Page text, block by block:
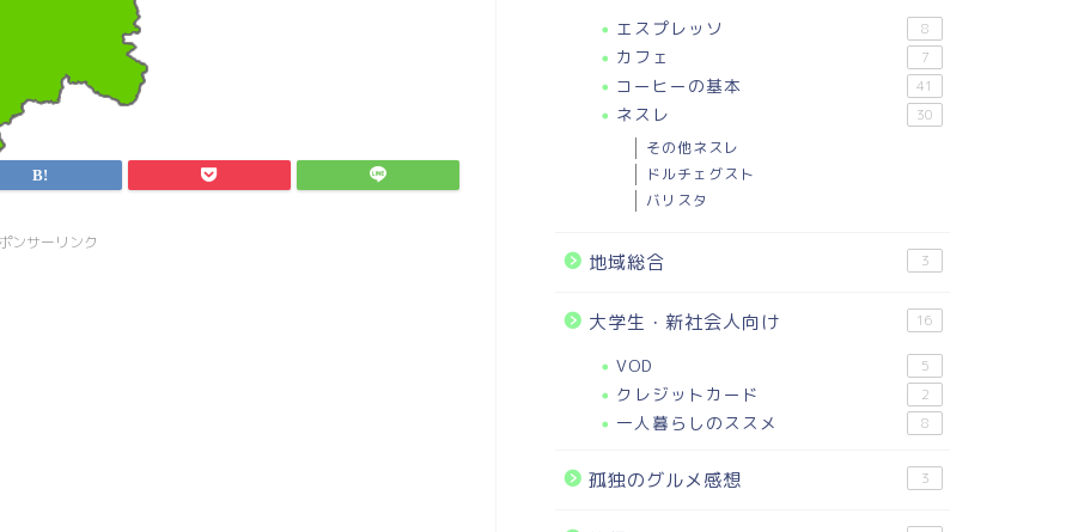
ンサーリンク
エスプレッソ 8
カフェ 7
コーヒーの基本 41
ネスレ 30
その他ネスレ
ドルチェグスト
バリスタ
地域総合 3
大学生・新社会人向け 16
VOD 5
クレジットカード 2
一人暮らしのススメ 8
孤独のグルメ感想 3